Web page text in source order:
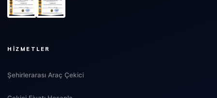
HIZMETLER
Şehirlerarası Araç Çekici